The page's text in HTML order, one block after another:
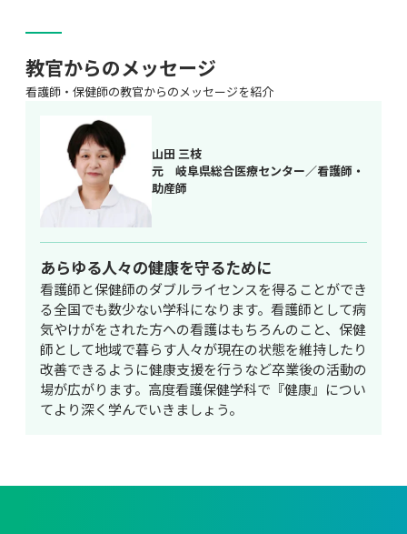
教官からのメッセージ
看護師・保健師の教官からのメッセージを紹介
山田 三枝
元　岐阜県総合医療センター／看護師・
助産師
あらゆる人々の健康を守るために
看護師と保健師のダブルライセンスを得ることができ
る全国でも数少ない学科になります。看護師として病
気やけがをされた方への看護はもちろんのこと、保健
師として地域で暮らす人々が現在の状態を維持したり
改善できるように健康支援を行うなど卒業後の活動の
場が広がります。高度看護保健学科で『健康』につい
てより深く学んでいきましょう。